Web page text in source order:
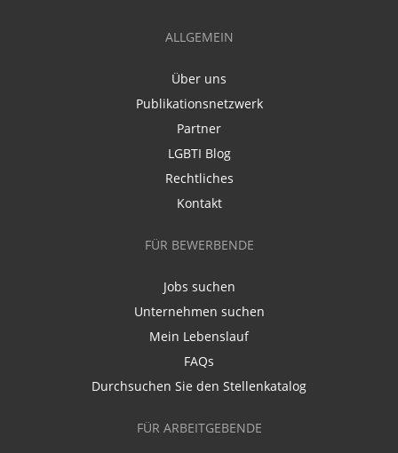
ALLGEMEIN
Über uns
Publikationsnetzwerk
Partner
LGBTI Blog
Rechtliches
Kontakt
FÜR BEWERBENDE
Jobs suchen
Unternehmen suchen
Mein Lebenslauf
FAQs
Durchsuchen Sie den Stellenkatalog
FÜR ARBEITGEBENDE